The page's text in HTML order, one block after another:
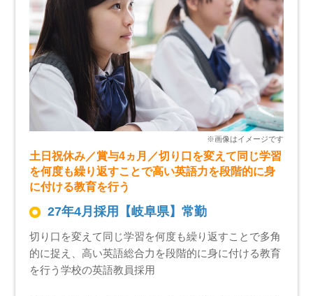
土日祝休み／賞与4ヵ月／切り口を変えて同じ学習
を何度も繰り返すことで高い英語力を段階的に身
に付ける教育を行う
27年4月採用【岐阜県】常勤
切り口を変えて同じ学習を何度も繰り返すことで多角
的に捉え、高い英語総合力を段階的に身に付ける教育
を行う学校の英語教員採用